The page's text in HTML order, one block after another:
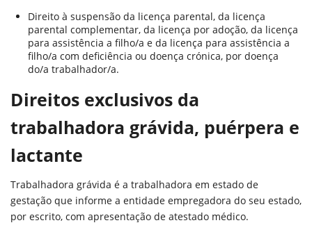
Direito à suspensão da licença parental, da licença
parental complementar, da licença por adoção, da licença
para assistência a filho/a e da licença para assistência a
filho/a com deficiência ou doença crónica, por doença
do/a trabalhador/a.
Direitos exclusivos da
trabalhadora grávida, puérpera e
lactante
Trabalhadora grávida é a trabalhadora em estado de
gestação que informe a entidade empregadora do seu estado,
por escrito, com apresentação de atestado médico.